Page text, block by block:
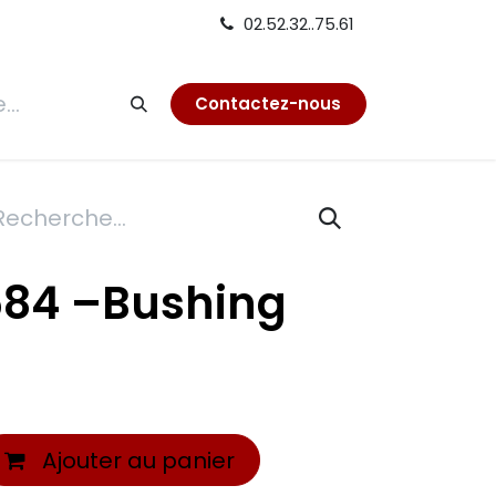
02.52.32..75.61
Contactez-nous
–Bushing
Ajouter au panier